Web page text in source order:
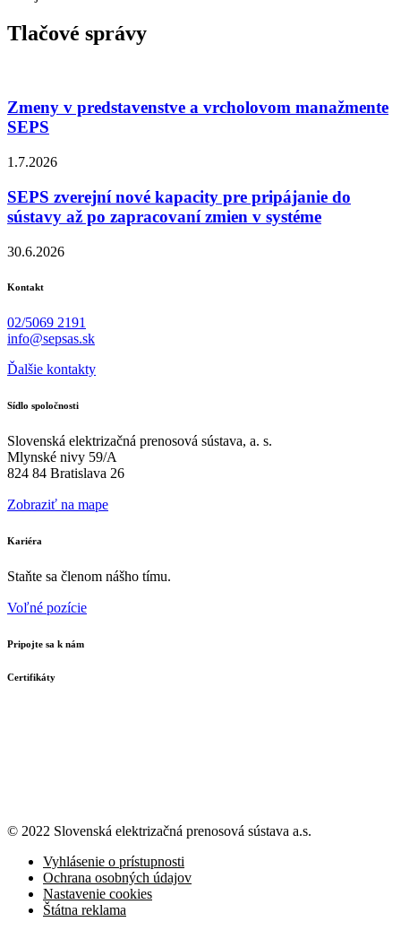
Tlačové správy
Zmeny v predstavenstve a vrcholovom manažmente
SEPS
1.7.2026
SEPS zverejní nové kapacity pre pripájanie do
sústavy až po zapracovaní zmien v systéme
30.6.2026
Kontakt
02/5069 2191
info@sepsas.sk
Ďalšie kontakty
Sídlo spoločnosti
Slovenská elektrizačná prenosová sústava, a. s.
Mlynské nivy 59/A
824 84 Bratislava 26
Zobraziť na mape
Kariéra
Staňte sa členom nášho tímu.
Voľné pozície
Pripojte sa k nám
Certifikáty
© 2022 Slovenská elektrizačná prenosová sústava a.s.
Vyhlásenie o prístupnosti
Ochrana osobných údajov
Nastavenie cookies
Štátna reklama